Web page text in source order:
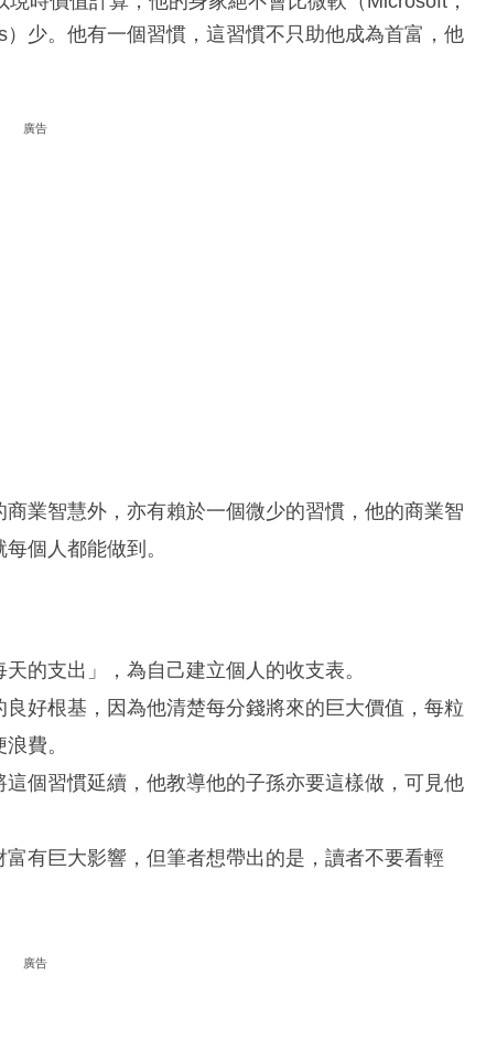
少。他有一個習慣，這習慣不只助他成為首富，他
廣告
業智慧外，亦有賴於一個微少的習慣，他的商業智
個人都能做到。
的支出」，為自己建立個人的收支表。
好根基，因為他清楚每分錢將來的巨大價值，每粒
費。
個習慣延續，他教導他的子孫亦要這樣做，可見他
有巨大影響，但筆者想帶出的是，讀者不要看輕
廣告